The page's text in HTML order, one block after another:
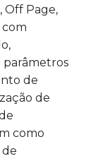
Off Page,
parâmetros
de
de
como